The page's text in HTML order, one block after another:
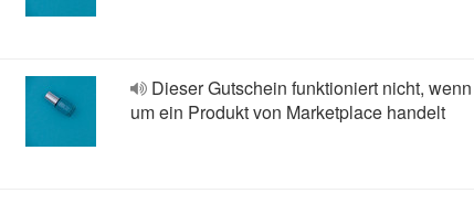
Dieser Gutschein funktioniert nicht,
um ein Produkt von Marketplace handelt